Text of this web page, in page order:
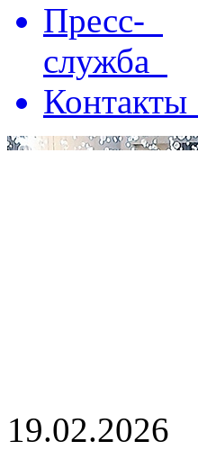
Пресс-
служба
Контакты
19.02.2026